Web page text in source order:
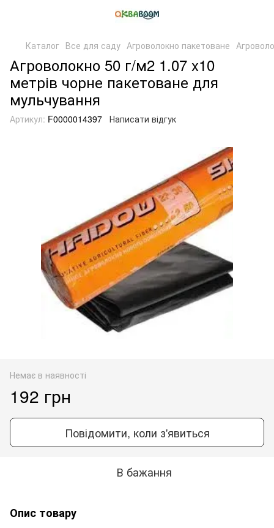
Каталог Все для саду Агроволокно пакетоване
Агроволокно 50 г/м2 1.07 x10
метрів чорне пакетоване для
мульчування
Артикул: F0000014397 Написати відгук
Немає в наявності
192 грн
Повідомити, коли з'явиться
В бажання
Опис товару